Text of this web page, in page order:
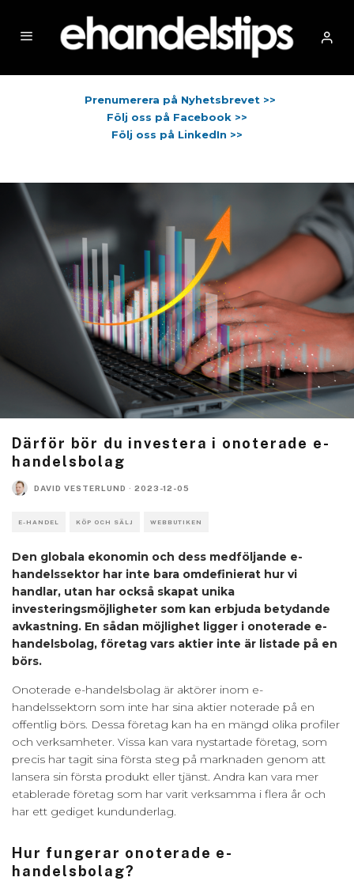
Prenumerera på Nyhetsbrevet >>
Följ oss på Facebook >>
Följ oss på LinkedIn >>
Därför bör du investera i onoterade e-
handelsbolag
DAVID VESTERLUND · 2023-12-05
E-HANDEL KÖP OCH SÄLJ WEBBUTIKEN
Den globala ekonomin och dess medföljande e-
handelssektor har inte bara omdefinierat hur vi
handlar, utan har också skapat unika
investeringsmöjligheter som kan erbjuda betydande
avkastning. En sådan möjlighet ligger i onoterade e-
handelsbolag, företag vars aktier inte är listade på en
börs.
Onoterade e-handelsbolag är aktörer inom e-
handelssektorn som inte har sina aktier noterade på en
offentlig börs. Dessa företag kan ha en mängd olika profiler
och verksamheter. Vissa kan vara nystartade företag, som
precis har tagit sina första steg på marknaden genom att
lansera sin första produkt eller tjänst. Andra kan vara mer
etablerade företag som har varit verksamma i flera år och
har ett gediget kundunderlag.
Hur fungerar onoterade e-
handelsbolag?